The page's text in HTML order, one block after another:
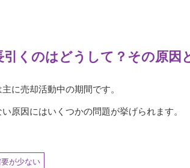
引くのはどうして？その原因
に売却活動中の期間です。
原因にはいくつかの問題が挙げられます。
が少ない